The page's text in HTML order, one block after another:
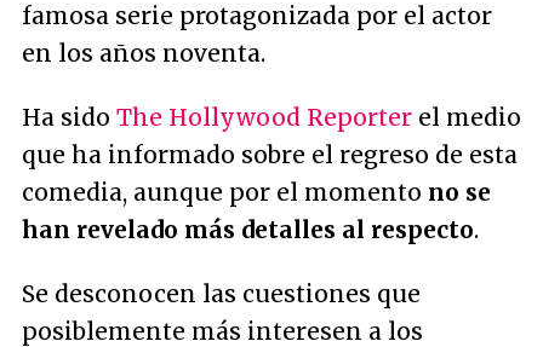
famosa serie protagonizada por el actor
en los años noventa.
Ha sido The Hollywood Reporter el medio
que ha informado sobre el regreso de esta
comedia, aunque por el momento no se
han revelado más detalles al respecto.
Se desconocen las cuestiones que
posiblemente más interesen a los